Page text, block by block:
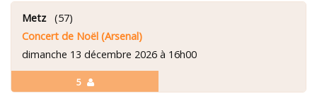
5
Metz(57)
Concert de Noël (Arsenal)
dimanche 13 décembre 2026 à 16h00